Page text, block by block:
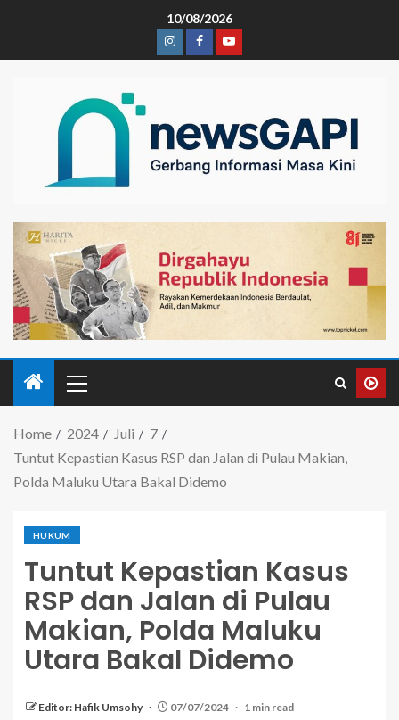
10/08/2026
Home 2024 Juli
7
Tuntut Kepastian Kasus RSP dan Jalan di Pulau Makian,
Polda Maluku Utara Bakal Didemo
HUKUM
Tuntut Kepastian Kasus
RSP dan Jalan di Pulau
Makian, Polda Maluku
Utara Bakal Didemo
Editor: Hafik Umsohy 07/07/2024 1 min read